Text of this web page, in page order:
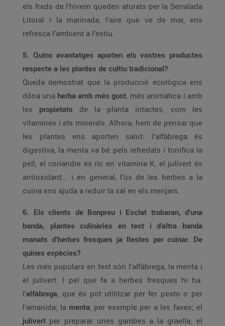
els freds de l’hivern queden aturats per la Serralada
Litoral i la marinada, l’aire que ve de mar, ens
refresca l’ambient a l’estiu.
5. Quins avantatges aporten els vostres productes
respecte a les plantes de cultiu tradicional?
Queda demostrat que la producció ecològica ens
dóna una herba amb més gust, més aromàtica i amb
les propietats de la planta intactes, com les
vitamines i els minerals. Alhora, hem de pensar que
les plantes ens aporten salut: l’alfàbrega és
digestiva, la menta va bé pels refredats i tonifica la
pell, el coriandre és ric en vitamina K, el julivert és
antioxidant... i en general, l’ús de les herbes a la
cuina ens ajuda a reduir la sal en els menjars.
6. Els clients de Bonpreu i Esclat trobaran, d’una
banda, plantes culinàries en test i d’altra banda
manats d’herbes fresques ja llestes per cuinar. De
quines espècies?
Les més populars en test són l’alfàbrega, la menta i
el julivert. I pel que fa a herbes fresques hi ha:
l’alfàbrega, que és pot utilitzar per fer pesto o per
l’amanida; la menta, per exemple per a les faves; el
julivert per preparar unes gambes a la graella; el